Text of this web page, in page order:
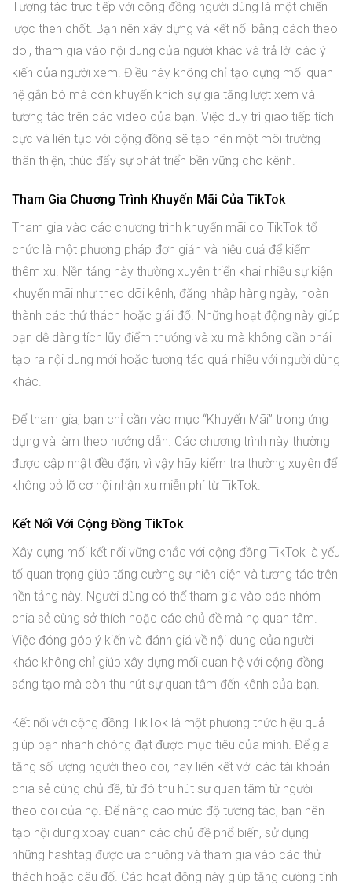
Tương tác trực tiếp với cộng đồng người dùng là một chiến
lược then chốt. Bạn nên xây dựng và kết nối bằng cách theo
dõi, tham gia vào nội dung của người khác và trả lời các ý
kiến của người xem. Điều này không chỉ tạo dựng mối quan
hệ gắn bó mà còn khuyến khích sự gia tăng lượt xem và
tương tác trên các video của bạn. Việc duy trì giao tiếp tích
cực và liên tục với cộng đồng sẽ tạo nên một môi trường
thân thiện, thúc đẩy sự phát triển bền vững cho kênh.
Tham Gia Chương Trình Khuyến Mãi Của TikTok
Tham gia vào các chương trình khuyến mãi do TikTok tổ
chức là một phương pháp đơn giản và hiệu quả để kiếm
thêm xu. Nền tảng này thường xuyên triển khai nhiều sự kiện
khuyến mãi như theo dõi kênh, đăng nhập hàng ngày, hoàn
thành các thử thách hoặc giải đố. Những hoạt động này giúp
bạn dễ dàng tích lũy điểm thưởng và xu mà không cần phải
tạo ra nội dung mới hoặc tương tác quá nhiều với người dùng
khác.
Để tham gia, bạn chỉ cần vào mục “Khuyến Mãi” trong ứng
dụng và làm theo hướng dẫn. Các chương trình này thường
được cập nhật đều đặn, vì vậy hãy kiểm tra thường xuyên để
không bỏ lỡ cơ hội nhận xu miễn phí từ TikTok.
Kết Nối Với Cộng Đồng TikTok
Xây dựng mối kết nối vững chắc với cộng đồng TikTok là yếu
tố quan trọng giúp tăng cường sự hiện diện và tương tác trên
nền tảng này. Người dùng có thể tham gia vào các nhóm
chia sẻ cùng sở thích hoặc các chủ đề mà họ quan tâm.
Việc đóng góp ý kiến và đánh giá về nội dung của người
khác không chỉ giúp xây dựng mối quan hệ với cộng đồng
sáng tạo mà còn thu hút sự quan tâm đến kênh của bạn.
Kết nối với cộng đồng TikTok là một phương thức hiệu quả
giúp bạn nhanh chóng đạt được mục tiêu của mình. Để gia
tăng số lượng người theo dõi, hãy liên kết với các tài khoản
chia sẻ cùng chủ đề, từ đó thu hút sự quan tâm từ người
theo dõi của họ. Để nâng cao mức độ tương tác, bạn nên
tạo nội dung xoay quanh các chủ đề phổ biến, sử dụng
những hashtag được ưa chuộng và tham gia vào các thử
thách hoặc câu đố. Các hoạt động này giúp tăng cường tính